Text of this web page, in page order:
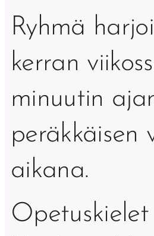
Ryhmä
kerran
minuutin
peräkkäisen
aikana.
Opetuskielet